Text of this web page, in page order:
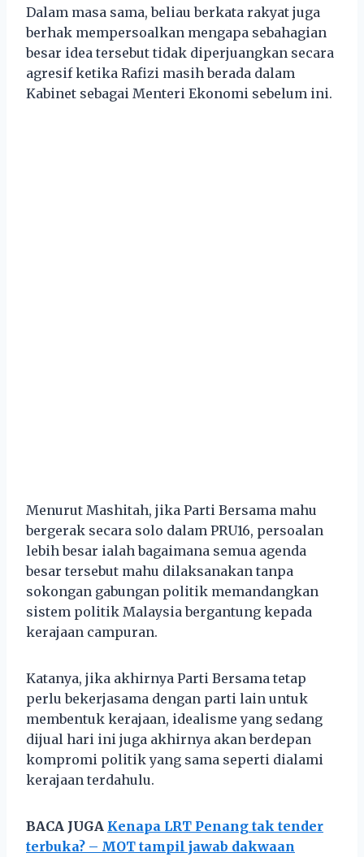
Dalam masa sama, beliau berkata rakyat juga
berhak mempersoalkan mengapa sebahagian
besar idea tersebut tidak diperjuangkan secara
agresif ketika Rafizi masih berada dalam
Kabinet sebagai Menteri Ekonomi sebelum ini.
Menurut Mashitah, jika Parti Bersama mahu
bergerak secara solo dalam PRU16, persoalan
lebih besar ialah bagaimana semua agenda
besar tersebut mahu dilaksanakan tanpa
sokongan gabungan politik memandangkan
sistem politik Malaysia bergantung kepada
kerajaan campuran.
Katanya, jika akhirnya Parti Bersama tetap
perlu bekerjasama dengan parti lain untuk
membentuk kerajaan, idealisme yang sedang
dijual hari ini juga akhirnya akan berdepan
kompromi politik yang sama seperti dialami
kerajaan terdahulu.
BACA JUGA Kenapa LRT Penang tak tender
terbuka? – MOT tampil jawab dakwaan